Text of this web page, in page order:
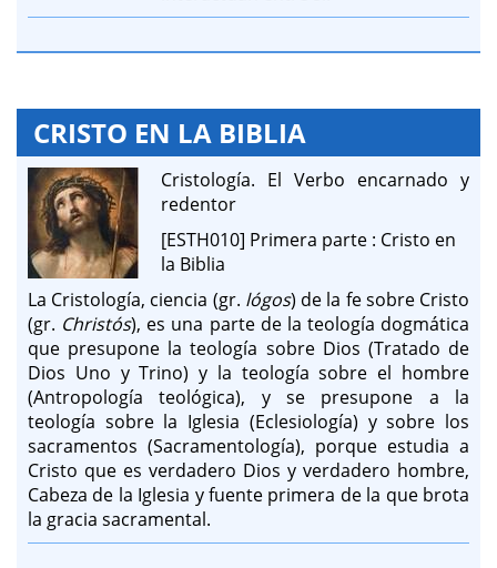
CRISTO EN LA BIBLIA
Cristología. El Verbo encarnado y
redentor
[ESTH010] Primera parte : Cristo en
la Biblia
La Cristología, ciencia (gr. lógos) de la fe sobre Cristo
(gr. Christós), es una parte de la teología dogmática
que presupone la teología sobre Dios (Tratado de
Dios Uno y Trino) y la teología sobre el hombre
(Antropología teológica), y se presupone a la
teología sobre la Iglesia (Eclesiología) y sobre los
sacramentos (Sacramentología), porque estudia a
Cristo que es verdadero Dios y verdadero hombre,
Cabeza de la Iglesia y fuente primera de la que brota
la gracia sacramental.